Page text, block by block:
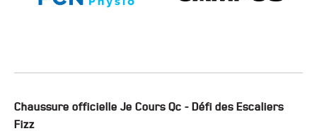
Chaussure officielle Je Cours Qc - Défi des Escaliers
Fizz